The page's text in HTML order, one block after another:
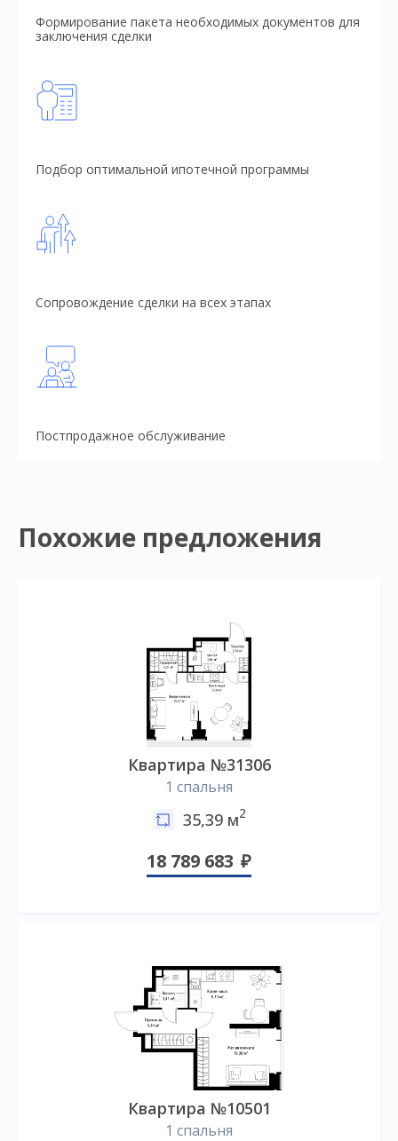
Формирование пакета необходимых документов для
заключения сделки
Подбор оптимальной ипотечной программы
Сопровождение сделки на всех этапах
Постпродажное обслуживание
Похожие предложения
Квартира №31306
1 спальня
35,39 м2
18 789 683
Квартира №10501
1 спальня